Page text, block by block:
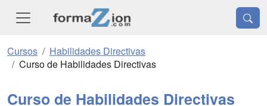
Cursos
Habilidades Directivas
Curso de Habilidades Directivas
Curso de Habilidades Directivas